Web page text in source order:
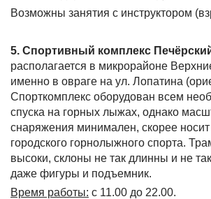
Возможны занятия с инструктором
5. Спортивный комплекс
располагается в микрорайоне
именно в овраге на ул. Лопатина
Спорткомплекс оборудован всем
спуска на горных лыжах, однако
снаряжения минимален, скорее
городского горнолыжного спорта.
высоки, склоны не так длинны и не
даже фигуры и подъемник.
Время работы: с 11.00 до 22.00.